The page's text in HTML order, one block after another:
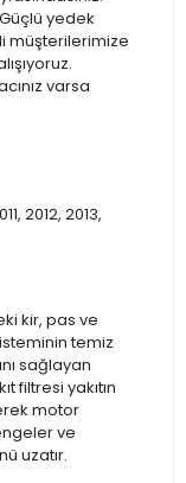
yedek
müşterilerimize
varsa
2012, 2013,
kir, pas ve
temiz
sağlayan
filtresi yakıtın
motor
ve
uzatır.